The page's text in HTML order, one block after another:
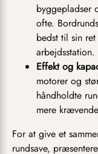
byggepladser
ofte.
bedst til sin
arbejdsstation.
Effekt og
motorer og
håndholdte
mere
For at give et
rundsave,